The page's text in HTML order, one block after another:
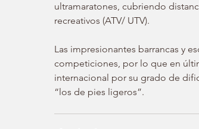
ultramaratones, cubriendo
recreativos (ATV/ UTV).
Las impresionantes barrancas y
competiciones, por lo que en
internacional por su grado de
“los de pies ligeros”.